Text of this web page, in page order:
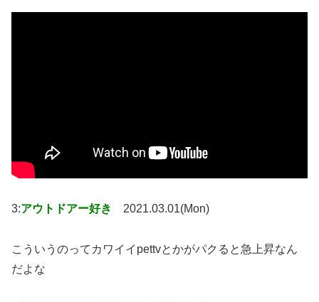
3:アウトドアー好き 2021.03.01(Mon)
こういうのってカワイイpettvとかがパクると急上昇なん
だよな